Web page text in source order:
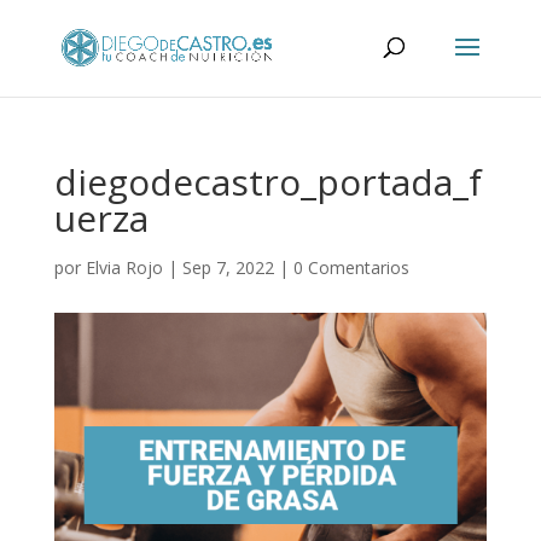
diegodecastro_portada_f
uerza
por Elvia Rojo | Sep 7, 2022| 0 Comentarios